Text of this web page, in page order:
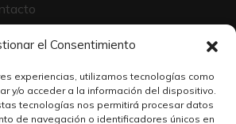
el Consentimiento
experiencias, utilizamos tecnologías como
y/o acceder a la información del dispositivo.
tecnologías nos permitirá procesar datos
de navegación o identificadores únicos en